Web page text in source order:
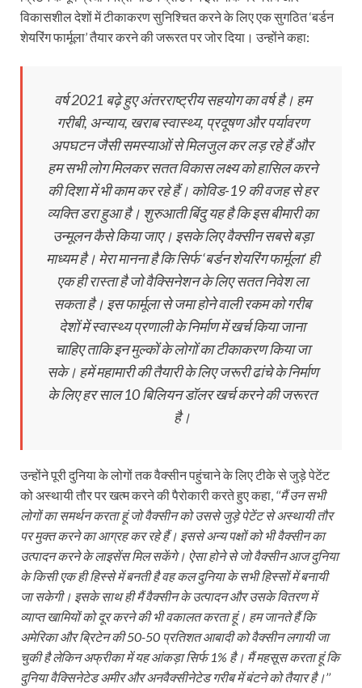
विकासशील देशों में टीकाकरण सुनिश्चित करने के लिए एक सुगठित ‘बर्डन
शेयरिंग फार्मूला’ तैयार करने की जरूरत पर जोर दिया। उन्‍होंने कहा:
वर्ष 2021 बढ़े हुए अंतरराष्ट्रीय सहयोग का वर्ष है। हम
गरीबी, अन्याय, खराब स्वास्थ्य, प्रदूषण और पर्यावरण
अपघटन जैसी समस्याओं से मिलजुल कर लड़ रहे हैं और
हम सभी लोग मिलकर सतत विकास लक्ष्य को हासिल करने
की दिशा में भी काम कर रहे हैं। कोविड-19 की वजह से हर
व्यक्ति डरा हुआ है। शुरुआती बिंदु यह है कि इस बीमारी का
उन्मूलन कैसे किया जाए। इसके लिए वैक्सीन सबसे बड़ा
माध्यम है। मेरा मानना है कि सिर्फ ‘बर्डन शेयरिंग फार्मूला’ ही
एक ही रास्ता है जो वैक्सि‍नेशन के लिए सतत निवेश ला
सकता है। इस फार्मूला से जमा होने वाली रकम को गरीब
देशों में स्वास्थ्य प्रणाली के निर्माण में खर्च किया जाना
चाहिए ताकि इन मुल्कों के लोगों का टीकाकरण किया जा
सके। हमें महामारी की तैयारी के लिए जरूरी ढांचे के निर्माण
के लिए हर साल 10 बिलियन डॉलर खर्च करने की जरूरत
है।
उन्‍होंने पूरी दुनिया के लोगों तक वैक्‍सीन पहुंचाने के लिए टीके से जुड़े पेटेंट
को अस्‍थायी तौर पर खत्‍म करने की पैरोकारी करते हुए कहा, ‘‘मैं उन सभी
लोगों का समर्थन करता हूं जो वैक्सीन को उससे जुड़े पेटेंट से अस्थायी तौर
पर मुक्त करने का आग्रह कर रहे हैं। इससे अन्य पक्षों को भी वैक्सीन का
उत्पादन करने के लाइसेंस मिल सकेंगे। ऐसा होने से जो वैक्सीन आज दुनिया
के किसी एक ही हिस्से में बनती है वह कल दुनिया के सभी हिस्सों में बनायी
जा सकेगी। इसके साथ ही मैं वैक्सीन के उत्पादन और उसके वितरण में
व्याप्त खामियों को दूर करने की भी वकालत करता हूं। हम जानते हैं कि
अमेरिका और ब्रिटेन की 50-50 प्रतिशत आबादी को वैक्सीन लगायी जा
चुकी है लेकिन अफ्रीका में यह आंकड़ा सिर्फ 1% है। मैं महसूस करता हूं कि
दुनिया वैक्सि‍नेटेड अमीर और अनवैक्सीनेटेड गरीब में बंटने को तैयार है।’’